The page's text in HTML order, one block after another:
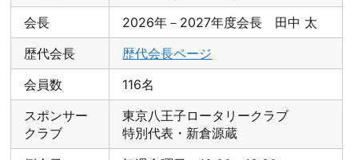
会長
2026年－2027年度会長 田中 太
歴代会長
歴代会長ページ
会員数
116名
スポンサー
クラブ
東京八王子ロータリークラブ
特別代表・新倉源蔵